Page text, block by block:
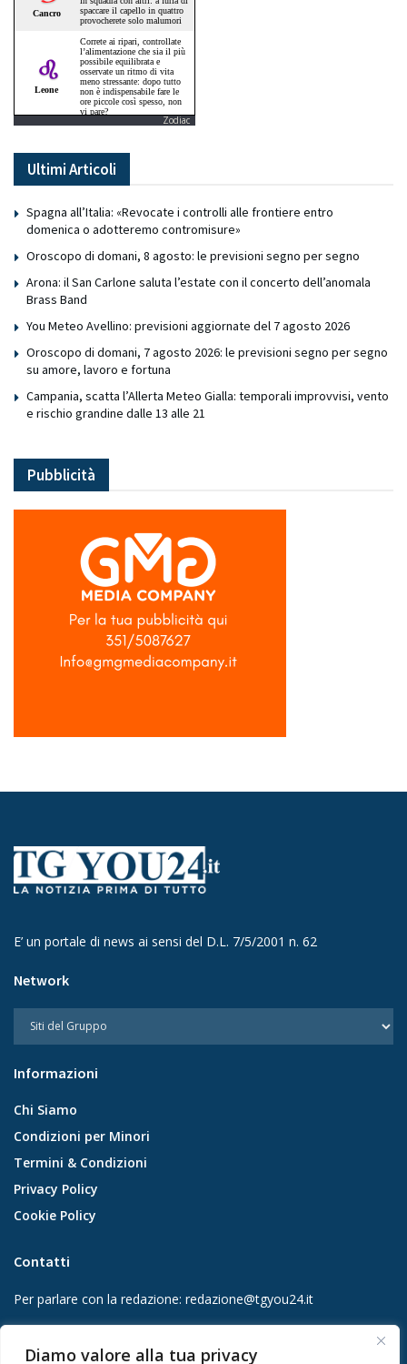
Diamo valore alla tua privacy
Zodiac
Ultimi Articoli
Spagna all’Italia: «Revocate i controlli alle frontiere entro
domenica o adotteremo contromisure»
Oroscopo di domani, 8 agosto: le previsioni segno per segno
Arona: il San Carlone saluta l’estate con il concerto dell’anomala
Brass Band
You Meteo Avellino: previsioni aggiornate del 7 agosto 2026
Oroscopo di domani, 7 agosto 2026: le previsioni segno per segno
su amore, lavoro e fortuna
Campania, scatta l’Allerta Meteo Gialla: temporali improvvisi, vento
e rischio grandine dalle 13 alle 21
Pubblicità
E’ un portale di news ai sensi del D.L. 7/5/2001 n. 62
Network
Informazioni
Chi Siamo
Condizioni per Minori
Termini & Condizioni
Privacy Policy
Cookie Policy
Contatti
Per parlare con la redazione: redazione@tgyou24.it